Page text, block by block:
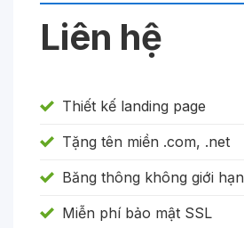
Liên hệ
Thiết kế landing page
Tặng tên miền .com, .net
Băng thông không giới hạn
Miễn phí bảo mật SSL